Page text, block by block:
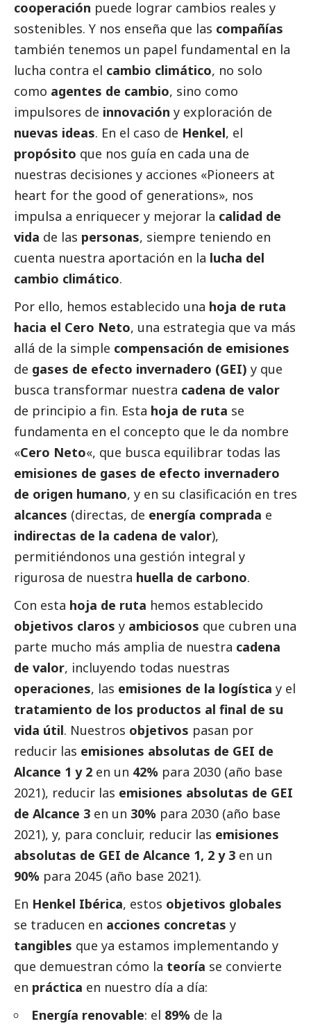
cooperación puede lograr cambios reales y
sostenibles. Y nos enseña que las compañías
también tenemos un papel fundamental en la
lucha contra el cambio climático, no solo
como agentes de cambio, sino como
impulsores de innovación y exploración de
nuevas ideas. En el caso de Henkel, el
propósito que nos guía en cada una de
nuestras decisiones y acciones «Pioneers at
heart for the good of generations», nos
impulsa a enriquecer y mejorar la calidad de
vida de las personas, siempre teniendo en
cuenta nuestra aportación en la lucha del
cambio climático.
Por ello, hemos establecido una hoja de ruta
hacia el Cero Neto, una estrategia que va más
allá de la simple compensación de emisiones
de gases de efecto invernadero (GEI) y que
busca transformar nuestra cadena de valor
de principio a fin. Esta hoja de ruta se
fundamenta en el concepto que le da nombre
«Cero Neto«, que busca equilibrar todas las
emisiones de gases de efecto invernadero
de origen humano, y en su clasificación en tres
alcances (directas, de energía comprada e
indirectas de la cadena de valor),
permitiéndonos una gestión integral y
rigurosa de nuestra huella de carbono.
Con esta hoja de ruta hemos establecido
objetivos claros y ambiciosos que cubren una
parte mucho más amplia de nuestra cadena
de valor, incluyendo todas nuestras
operaciones, las emisiones de la logística y el
tratamiento de los productos al final de su
vida útil. Nuestros objetivos pasan por
reducir las emisiones absolutas de GEI de
Alcance 1 y 2 en un 42% para 2030 (año base
2021), reducir las emisiones absolutas de GEI
de Alcance 3 en un 30% para 2030 (año base
2021), y, para concluir, reducir las emisiones
absolutas de GEI de Alcance 1, 2 y 3 en un
90% para 2045 (año base 2021).
En Henkel Ibérica, estos objetivos globales
se traducen en acciones concretas y
tangibles que ya estamos implementando y
que demuestran cómo la teoría se convierte
en práctica en nuestro día a día:
Energía renovable: el 89% de la